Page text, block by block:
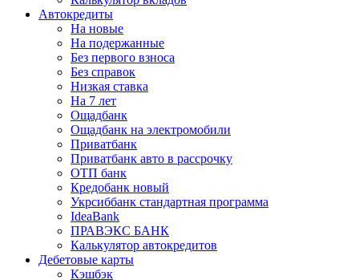
Автокредиты
На новые
На подержанные
Без первого взноса
Без справок
Низкая ставка
На 7 лет
Ощадбанк
Ощадбанк на электромобили
Приватбанк
Приватбанк авто в рассрочку
ОТП банк
Кредобанк новый
Укрсиббанк стандартная программа
IdeaBank
ПРАВЭКС БАНК
Калькулятор автокредитов
Дебетовые карты
Кэшбэк